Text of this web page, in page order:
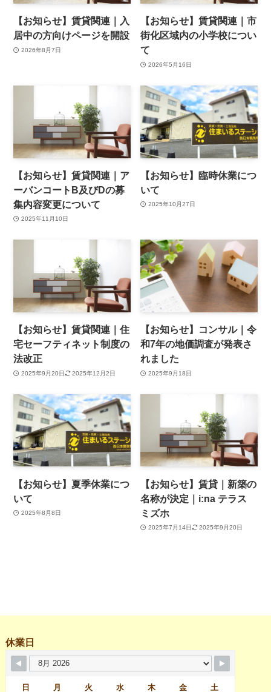
【お知らせ】賃貸関連｜入
居中の方向けページを開設
2026年8月7日
【お知らせ】賃貸関連｜市
街化区域内の小学校につい
て
2026年5月16日
【お知らせ】賃貸関連｜ア
ーバンコートB及びDの募
集内容変更について
2025年11月10日
【お知らせ】臨時休業につ
いて
2025年10月27日
【お知らせ】賃貸関連｜住
宅セーフティネット制度の
法改正
2025年9月20日 2025年12月2日
【お知らせ】コンサル｜令
和7年の地価調査が発表さ
れました
2025年9月18日
【お知らせ】夏季休業につ
いて
2025年8月8日
【お知らせ】賃貸｜新築の
名称が決定｜i:na テラス
ミズホ
2025年7月14日 2025年9月20日
休業日
日 月 火 水 木 金 土